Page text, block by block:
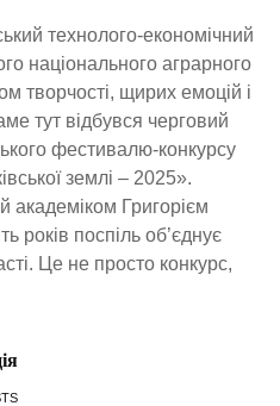
технолого-економічний
національного аграрного
творчості, щирих емоцій і
тут відбувся черговий
фестивалю-конкурсу
землі – 2025».
академіком Григорієм
років поспіль об’єднує
Це не просто конкурс,